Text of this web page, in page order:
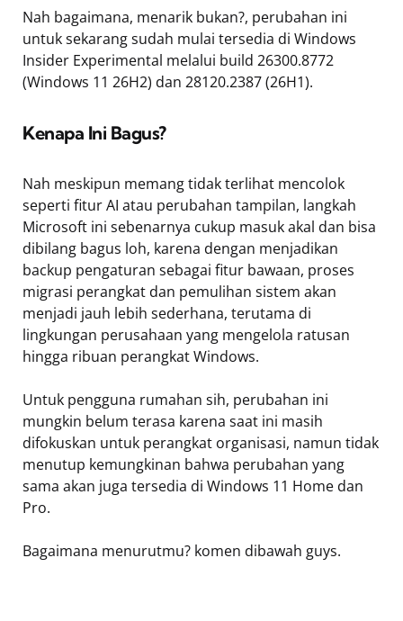
Nah bagaimana, menarik bukan?, perubahan ini
untuk sekarang sudah mulai tersedia di Windows
Insider Experimental melalui build 26300.8772
(Windows 11 26H2) dan 28120.2387 (26H1).
Kenapa Ini Bagus?
Nah meskipun memang tidak terlihat mencolok
seperti fitur AI atau perubahan tampilan, langkah
Microsoft ini sebenarnya cukup masuk akal dan bisa
dibilang bagus loh, karena dengan menjadikan
backup pengaturan sebagai fitur bawaan, proses
migrasi perangkat dan pemulihan sistem akan
menjadi jauh lebih sederhana, terutama di
lingkungan perusahaan yang mengelola ratusan
hingga ribuan perangkat Windows.
Untuk pengguna rumahan sih, perubahan ini
mungkin belum terasa karena saat ini masih
difokuskan untuk perangkat organisasi, namun tidak
menutup kemungkinan bahwa perubahan yang
sama akan juga tersedia di Windows 11 Home dan
Pro.
Bagaimana menurutmu? komen dibawah guys.